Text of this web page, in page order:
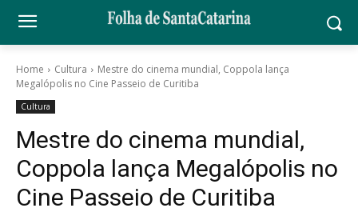
Home Cultura
Mestre do cinema mundial, Coppola lança
Megalópolis no Cine Passeio de Curitiba
Cultura
Mestre do cinema mundial,
Coppola lança Megalópolis no
Cine Passeio de Curitiba